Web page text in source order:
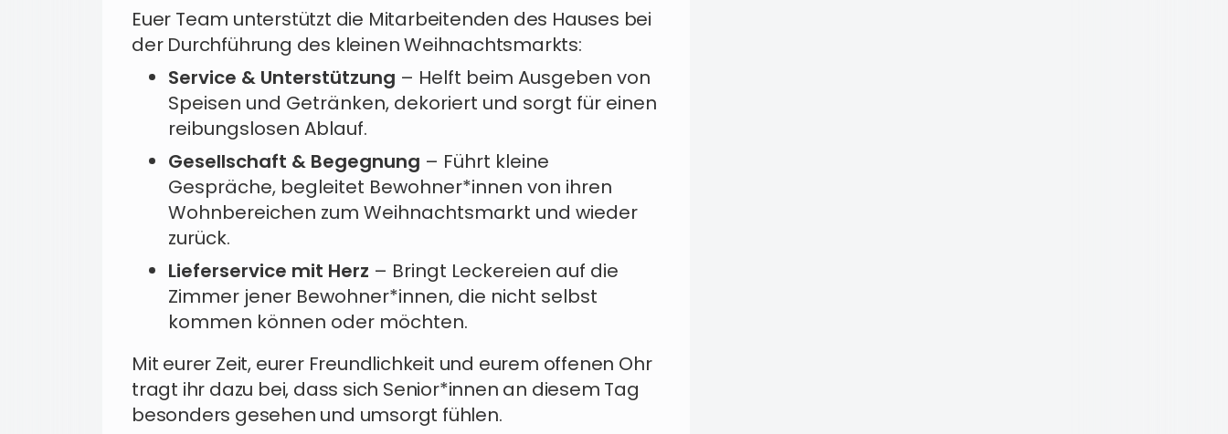
Euer Team unterstützt die Mitarbeitenden des Hauses bei
der Durchführung des kleinen Weihnachtsmarkts:
Service & Unterstützung – Helft beim Ausgeben von
Speisen und Getränken, dekoriert und sorgt für einen
reibungslosen Ablauf.
Gesellschaft & Begegnung – Führt kleine
Gespräche, begleitet Bewohner*innen von ihren
Wohnbereichen zum Weihnachtsmarkt und wieder
zurück.
Lieferservice mit Herz – Bringt Leckereien auf die
Zimmer jener Bewohner*innen, die nicht selbst
kommen können oder möchten.
Mit eurer Zeit, eurer Freundlichkeit und eurem offenen Ohr
tragt ihr dazu bei, dass sich Senior*innen an diesem Tag
besonders gesehen und umsorgt fühlen.